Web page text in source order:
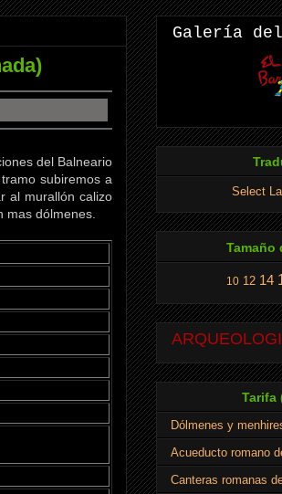
del Balneario
subiremos a
al murallón calizo
mas dólmenes.
Galería
Select
Tamaño
10 12 14
Tarifa
Dólmenes y
Acueducto romano
Canteras romanas